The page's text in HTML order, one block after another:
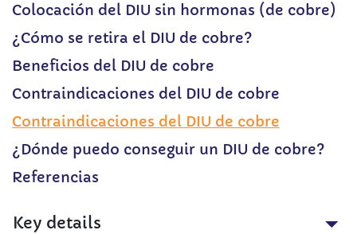
Colocación del DIU sin hormonas (de cobre)
¿Cómo se retira el DIU de cobre?
Beneficios del DIU de cobre
Contraindicaciones del DIU de cobre
Contraindicaciones del DIU de cobre
¿Dónde puedo conseguir un DIU de cobre?
Referencias
Key details